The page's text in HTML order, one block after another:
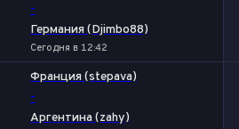
-
Германия (Djimbo88)
Сегодня в 12:42
Франция (stepava)
-
Аргентина (zahy)